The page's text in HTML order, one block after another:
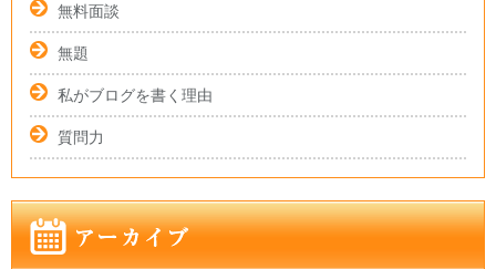
無料面談
無題
私がブログを書く理由
質問力